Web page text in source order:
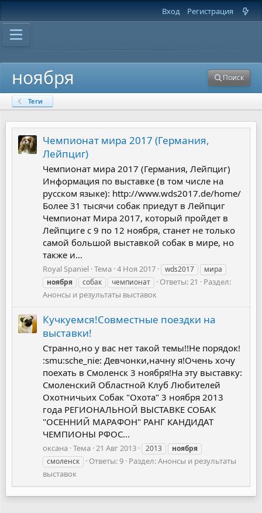
Вход Регистрация
ноября Поиск
Теги
Чемпионат мира 2017 (Германия,
Лейпциг)
Чемпионат мира 2017 (Германия, Лейпциг)
Информация по выставке (в том числе на
русском языке): http://www.wds2017.de/home/
Более 31 тысячи собак приедут в Лейпциг
Чемпионат Мира 2017, который пройдет в
Лейпциге с 9 по 12 ноября, станет не только
самой большой выставкой собак в мире, но
также и...
Royal Spaniel Тема 4 Ноя 2017 wds2017
мира
ноября
собак чемпионат Ответы: 21
Раздел:
Анонсы и результаты выставок
Кучкуемся!Совместные поездки на
выставки!
Странно,но у вас нет такой темы!!Не порядок!
:smu:sche_nie: Девчонки,начну я!Очень хочу
поехать в Смоленск 3 ноября!На эту выставку:
Смоленский Областной Клуб Любителей
Охотничьих Собак "Охота" 3 ноября 2013
года РЕГИОНАЛЬНОЙ ВЫСТАВКЕ СОБАК
"ОСЕННИЙ МАРАФОН" РАНГ КАНДИДАТ
ЧЕМПИОНЫ РФОС...
оксана Тема 21 Авг 2013 2013
ноября
смоленск
Ответы: 9 Раздел:Анонсы и результаты
выставок